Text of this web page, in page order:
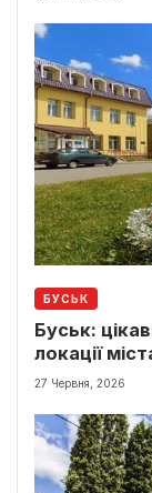
БУСЬК
Буськ:
локації
27 Червня, 2026